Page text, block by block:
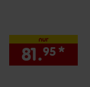
nur
81.95 *